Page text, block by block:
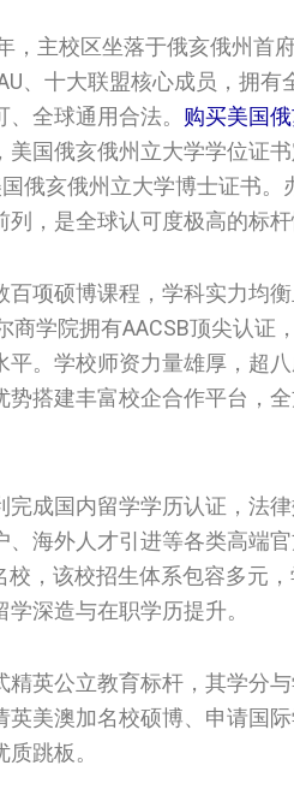
，主校区坐落于俄亥俄州首
、十大联盟核心成员，拥有
全球通用合法。 购买美国‌‌
国‌‌俄亥俄州立大学‌‌‌‌‌学位证
俄亥俄州立大学‌‌‌‌‌博士证书。
，是全球认可度极高的标杆
项硕博课程，学科实力均
商学院拥有AACSB顶尖认证
。学校师资力量雄厚，超
搭建丰富校企合作平台，
成国内留学学历认证，法
海外人才引进等各类高端官
校，该校招生体系包容多元
深造与在职学历提升。
英公立教育标杆，其学分
美澳加名校硕博、申请国
跳板。